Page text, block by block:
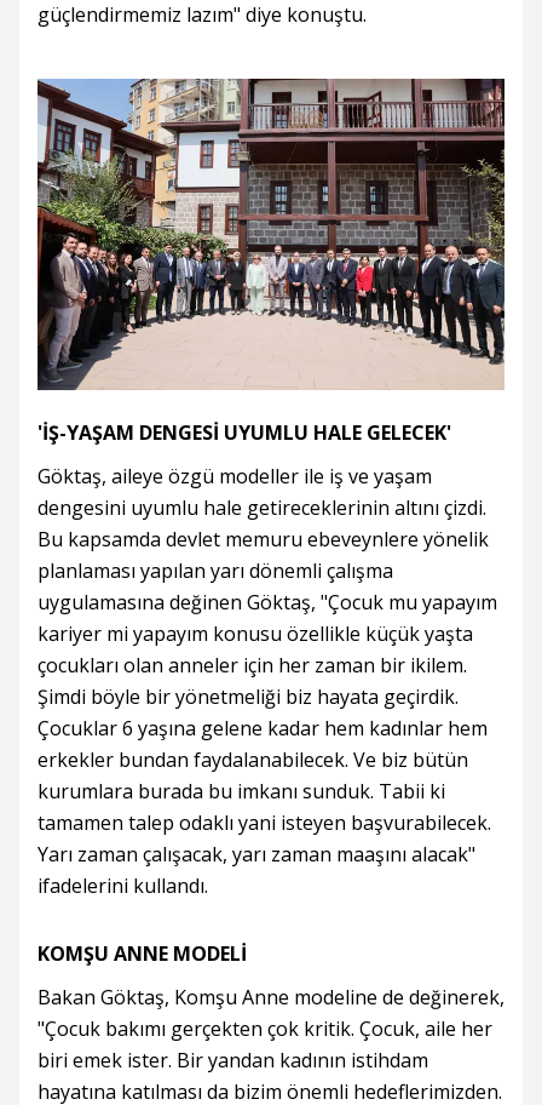
güçlendirmemiz lazım" diye konuştu.
'İŞ-YAŞAM DENGESİ UYUMLU HALE GELECEK'
Göktaş, aileye özgü modeller ile iş ve yaşam
dengesini uyumlu hale getireceklerinin altını çizdi.
Bu kapsamda devlet memuru ebeveynlere yönelik
planlaması yapılan yarı dönemli çalışma
uygulamasına değinen Göktaş, "Çocuk mu yapayım
kariyer mi yapayım konusu özellikle küçük yaşta
çocukları olan anneler için her zaman bir ikilem.
Şimdi böyle bir yönetmeliği biz hayata geçirdik.
Çocuklar 6 yaşına gelene kadar hem kadınlar hem
erkekler bundan faydalanabilecek. Ve biz bütün
kurumlara burada bu imkanı sunduk. Tabii ki
tamamen talep odaklı yani isteyen başvurabilecek.
Yarı zaman çalışacak, yarı zaman maaşını alacak"
ifadelerini kullandı.
KOMŞU ANNE MODELİ
Bakan Göktaş, Komşu Anne modeline de değinerek,
"Çocuk bakımı gerçekten çok kritik. Çocuk, aile her
biri emek ister. Bir yandan kadının istihdam
hayatına katılması da bizim önemli hedeflerimizden.